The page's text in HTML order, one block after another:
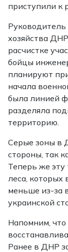
приступили к
Руководитель
хозяйства
расчистке
бойцы
планируют
начала
была линией
разделяла
территорию.
Серые зоны в
стороны, так
Теперь же
леса,
меньше из-за
украинской
Напомним,
Ранее в ДНР